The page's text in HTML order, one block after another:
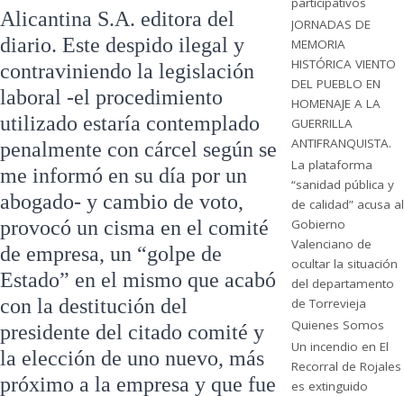
Alicantina S.A. editora del
diario. Este despido ilegal y
contraviniendo la legislación
laboral -el procedimiento
utilizado estaría contemplado
penalmente con cárcel según se
me informó en su día por un
abogado- y cambio de voto,
provocó un cisma en el comité
de empresa, un “golpe de
Estado” en el mismo que acabó
con la destitución del
presidente del citado comité y
la elección de uno nuevo, más
próximo a la empresa y que fue
JORNADAS DE
MEMORIA
HISTÓRICA VIENTO
DEL PUEBLO EN
HOMENAJE A LA
GUERRILLA
ANTIFRANQUISTA.
La plataforma
“sanidad pública y
de calidad” acusa al
Gobierno
Valenciano de
ocultar la situación
del departamento
de Torrevieja
Quienes Somos
Un incendio en El
Recorral de Rojales
es extinguido